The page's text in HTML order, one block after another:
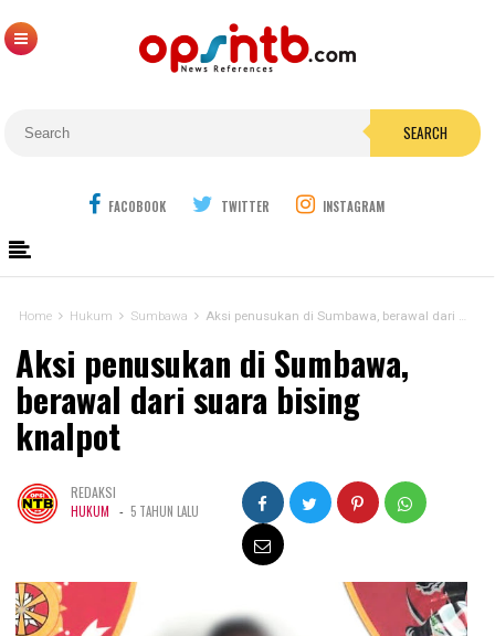
SEARCH
FACOBOOK TWITTER INSTAGRAM
Home Hukum Sumbawa Aksi penusukan di Sumbawa, berawal dari suara bising knalpot
Aksi penusukan di Sumbawa,
berawal dari suara bising
knalpot
REDAKSI
HUKUM - 5 TAHUN LALU